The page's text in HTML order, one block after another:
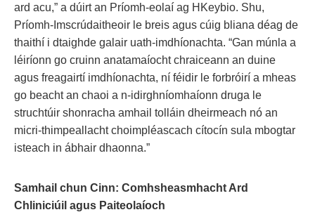
ard acu,” a dúirt an Príomh-eolaí ag HKeybio. Shu,
Príomh-Imscrúdaitheoir le breis agus cúig bliana déag de
thaithí i dtaighde galair uath-imdhíonachta. “Gan múnla a
léiríonn go cruinn anatamaíocht chraiceann an duine
agus freagairtí imdhíonachta, ní féidir le forbróirí a mheas
go beacht an chaoi a n-idirghníomhaíonn druga le
struchtúir shonracha amhail tolláin dheirmeach nó an
micri-thimpeallacht choimpléascach cítocín sula mbogtar
isteach in ábhair dhaonna.”
Samhail chun Cinn: Comhsheasmhacht Ard
Chliniciúil agus Paiteolaíoch